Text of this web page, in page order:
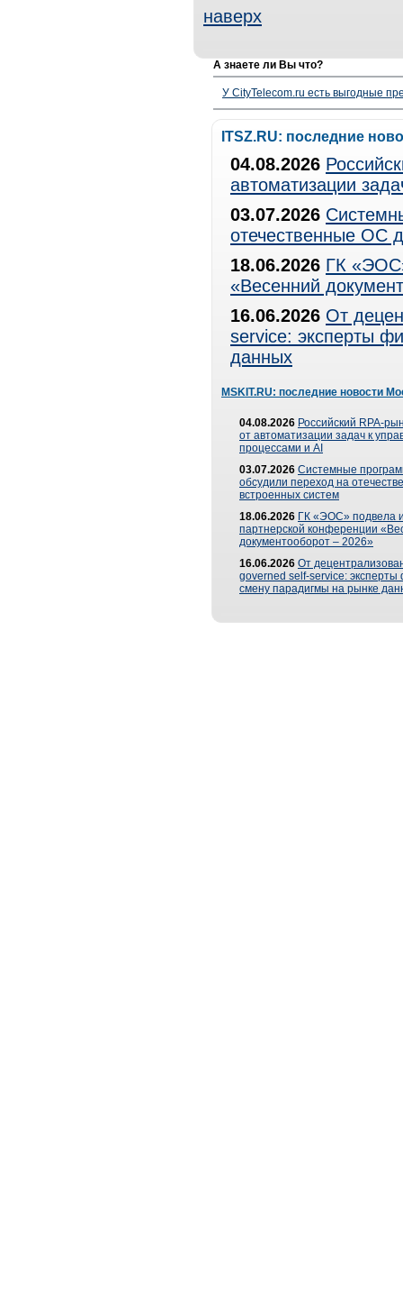
наверх
А знаете ли Вы что?
У CityTelecom.ru есть выгодные
ITSZ.RU: последние
04.08.2026
автоматизации
03.07.2026
отечественные ОС
18.06.2026 ГК
«Весенний
16.06.2026 От
service: эксперты
данных
MSKIT.RU: последние новости
04.08.2026 Российский RPA-
от автоматизации задач к
процессами и AI
03.07.2026 Системные
обсудили переход на
встроенных систем
18.06.2026 ГК «ЭОС» подвела
партнерской конференции
документооборот – 2026»
16.06.2026 От
governed self-service: эксперты
смену парадигмы на рынке